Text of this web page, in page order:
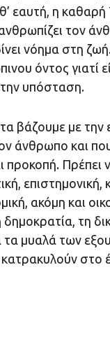
εαυτή, η καθαρή
τον
νόημα στη
όντος γιατί
υπόσταση.
βάζουμε με την
άνθρωπο και
προκοπή. Πρέπει
επιστημονική,
ακόμη και
τη
μυαλά των
κατρακυλούν στο